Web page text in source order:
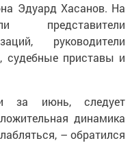
Эдуард Хасанов. На
представители
руководители
судебные приставы и
за июнь, следует
динамика
– обратился